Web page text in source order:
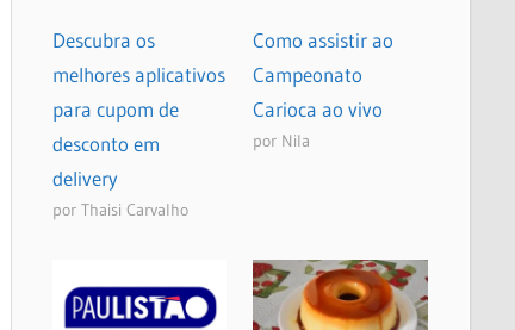
Descubra os
melhores aplicativos
para cupom de
desconto em
delivery
por Thaisi Carvalho
Como assistir ao
Campeonato
Carioca ao vivo
por Nila